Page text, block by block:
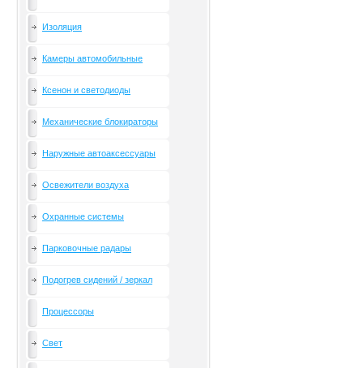
Изоляция
Камеры автомобильные
Ксенон и светодиоды
Механические блокираторы
Наружные автоаксессуары
Освежители воздуха
Охранные системы
Парковочные радары
Подогрев сидений / зеркал
Процессоры
Свет